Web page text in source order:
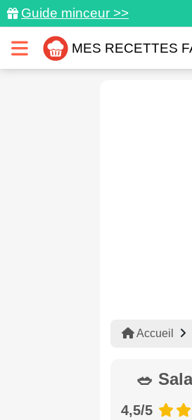
Guide minceur >>
MES RECETTES
Accueil
🥗
4,5/5